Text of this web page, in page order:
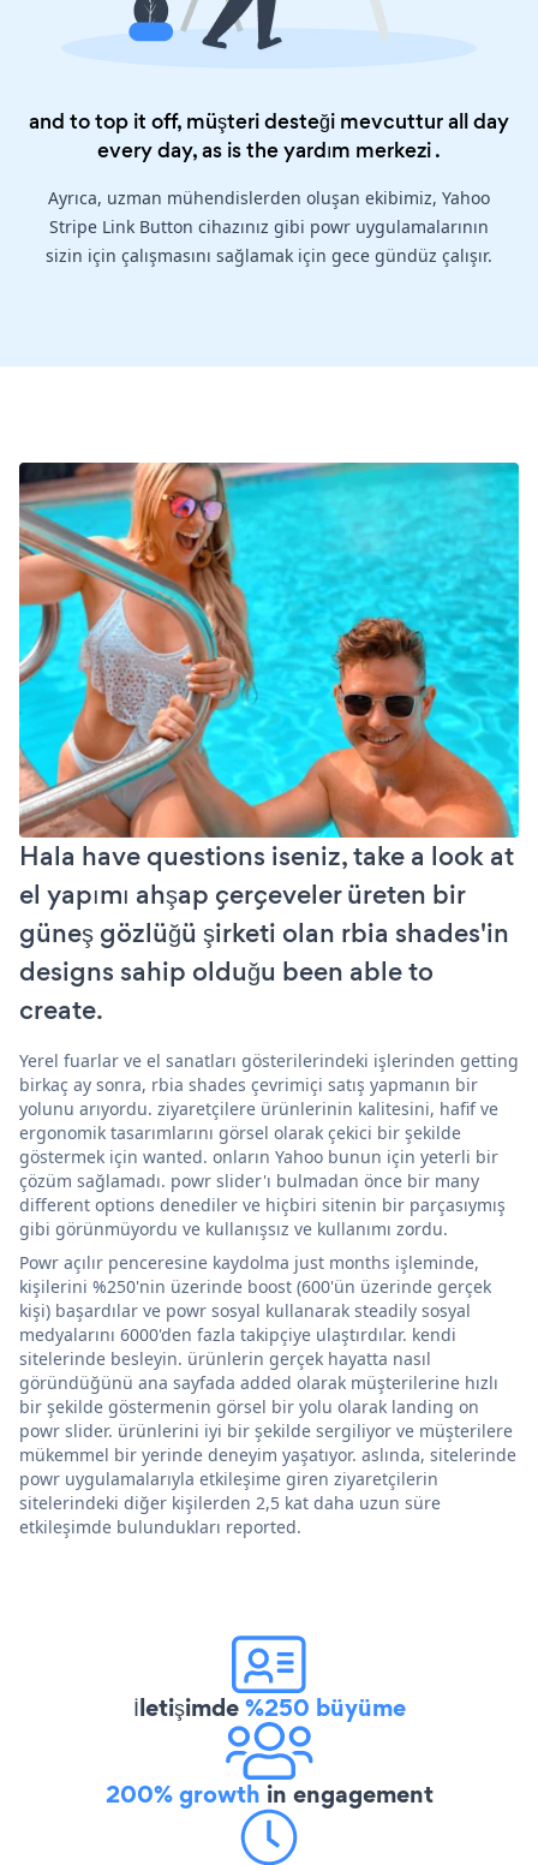
and to top it off, müşteri desteği mevcuttur all day
every day, as is theyardım merkezi.
Ayrıca, uzman mühendislerden oluşan ekibimiz, Yahoo
Stripe Link Button cihazınız gibi powr uygulamalarının
sizin için çalışmasını sağlamak için gece gündüz çalışır.
Hala have questions iseniz, take a look at
el yapımı ahşap çerçeveler üreten bir
güneş gözlüğü şirketi olan rbia shades'in
designs sahip olduğu been able to
create.
Yerel fuarlar ve el sanatları gösterilerindeki işlerinden getting
birkaç ay sonra, rbia shades çevrimiçi satış yapmanın bir
yolunu arıyordu. ziyaretçilere ürünlerinin kalitesini, hafif ve
ergonomik tasarımlarını görsel olarak çekici bir şekilde
göstermek için wanted. onların Yahoo bunun için yeterli bir
çözüm sağlamadı. powr slider'ı bulmadan önce bir many
different options denediler ve hiçbiri sitenin bir parçasıymış
gibi görünmüyordu ve kullanışsız ve kullanımı zordu.
Powr açılır penceresine kaydolma just months işleminde,
kişilerini %250'nin üzerinde boost (600'ün üzerinde gerçek
kişi) başardılar ve powr sosyal kullanarak steadily sosyal
medyalarını 6000'den fazla takipçiye ulaştırdılar. kendi
sitelerinde besleyin. ürünlerin gerçek hayatta nasıl
göründüğünü ana sayfada added olarak müşterilerine hızlı
bir şekilde göstermenin görsel bir yolu olarak landing on
powr slider. ürünlerini iyi bir şekilde sergiliyor ve müşterilere
mükemmel bir yerinde deneyim yaşatıyor. aslında, sitelerinde
powr uygulamalarıyla etkileşime giren ziyaretçilerin
sitelerindeki diğer kişilerden 2,5 kat daha uzun süre
etkileşimde bulundukları reported.
İletişimde%250 büyüme
200% growth in engagement